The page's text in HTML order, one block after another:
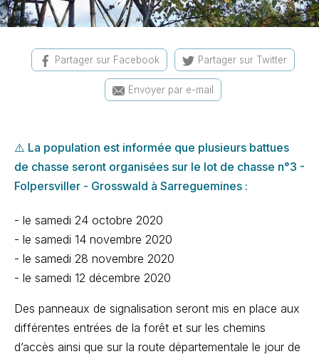
Partager sur Facebook Partager sur Twitter
Envoyer par e-mail
⚠️ La population est informée que plusieurs battues
de chasse seront organisées sur le lot de chasse n°3 -
Folpersviller - Grosswald à Sarreguemines :
- le samedi 24 octobre 2020
- le samedi 14 novembre 2020
- le samedi 28 novembre 2020
- le samedi 12 décembre 2020
Des panneaux de signalisation seront mis en place aux
différentes entrées de la forêt et sur les chemins
d’accès ainsi que sur la route départementale le jour de